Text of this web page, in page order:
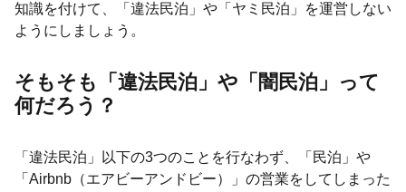
知識を付けて、「違法民泊」や「ヤミ民泊」を運営しない
ようにしましょう。
そもそも「違法民泊」や「闇民泊」って
何だろう？
「違法民泊」以下の3つのことを行なわず、「民泊」や
「Airbnb（エアビーアンドビー）」の営業をしてしまった